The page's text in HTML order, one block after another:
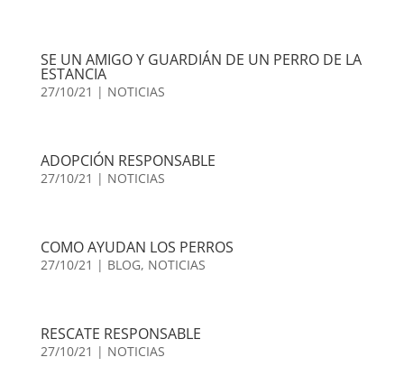
SE UN AMIGO Y GUARDIÁN DE UN PERRO DE LA
ESTANCIA
27/10/21 | NOTICIAS
ADOPCIÓN RESPONSABLE
27/10/21 | NOTICIAS
COMO AYUDAN LOS PERROS
27/10/21 | BLOG, NOTICIAS
RESCATE RESPONSABLE
27/10/21 | NOTICIAS